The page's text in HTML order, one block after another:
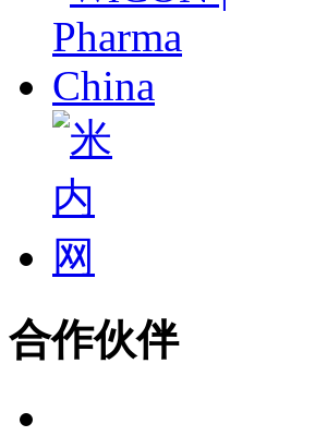
合作伙伴